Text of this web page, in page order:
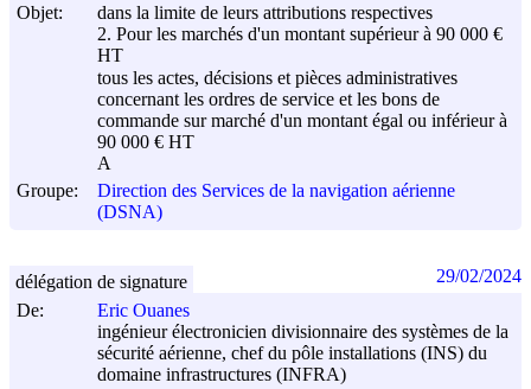
Objet:
dans la limite de leurs attributions respectives
2. Pour les marchés d'un montant supérieur à 90 000 €
HT
tous les actes, décisions et pièces administratives
concernant les ordres de service et les bons de
commande sur marché d'un montant égal ou inférieur à
90 000 € HT
A
Groupe:
Direction des Services de la navigation aérienne
(DSNA)
De:
Eric Ouanes
ingénieur électronicien divisionnaire des systèmes de la
sécurité aérienne, chef du pôle installations (INS) du
domaine infrastructures (INFRA)
délégation de signature 29/02/2024